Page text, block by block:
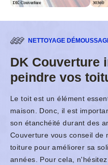
NETTOYAGE
DK Couverture
peindre vos
Le toit est un élément
maison. Donc, il est
son étanchéité durant des
Couverture vous conseil de
toiture pour améliorer sa
années. Pour cela,